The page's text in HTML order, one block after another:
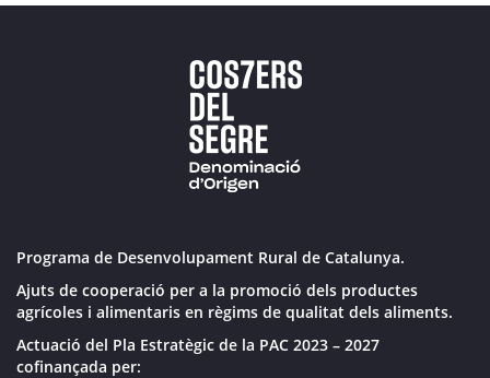
Programa de Desenvolupament Rural de Catalunya.
Ajuts de cooperació per a la promoció dels productes
agrícoles i alimentaris en règims de qualitat dels aliments.
Actuació del Pla Estratègic de la PAC 2023 – 2027
cofinançada per: